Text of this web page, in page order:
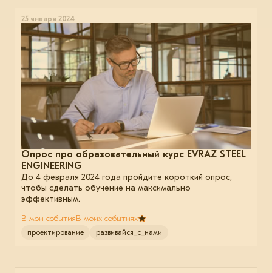
25 января 2024
Опрос про образовательный курс EVRAZ STEEL
ENGINEERING
До 4 февраля 2024 года пройдите короткий опрос,
чтобы сделать обучение на максимально
эффективным.
В мои событияВ моих событиях
проектирование развивайся_с_нами